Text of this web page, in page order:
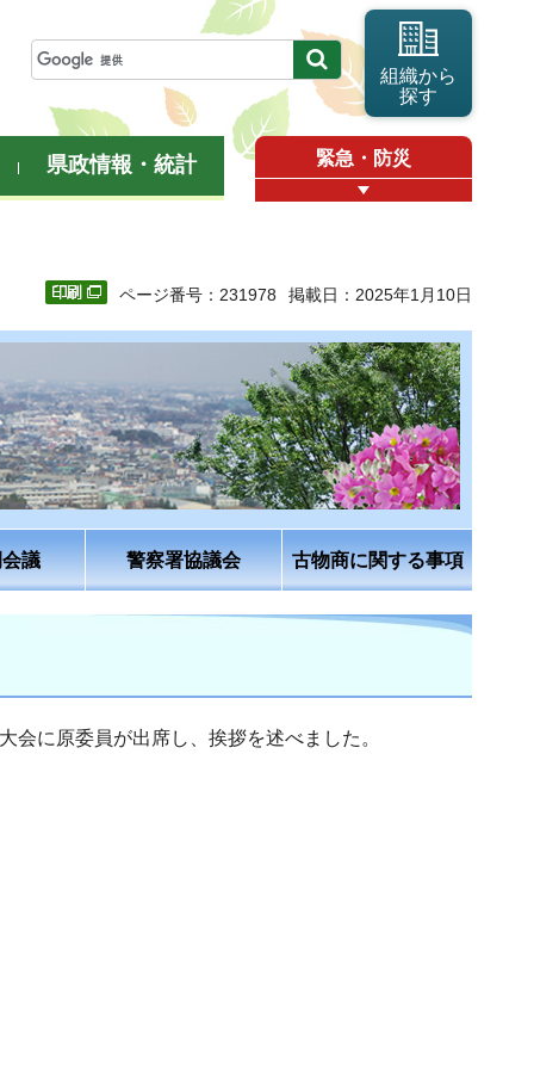
組織から
探す
県政情報・統計 緊急・防災
ページ番号：231978 掲載日：2025年1月10日
議 警察署協議会 古物商に関する事項
に原委員が出席し、挨拶を述べました。